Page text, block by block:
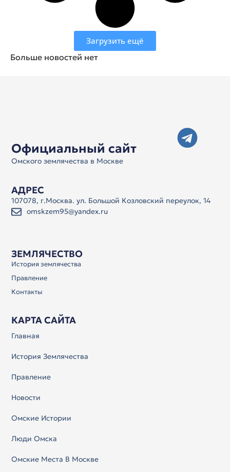
Загрузить ещё
Больше новостей нет
Официальный сайт
Омского землячества в Москве
ЗЕМЛЯЧЕСТВО
История землячества
Правление
Контакты
КАРТА САЙТА
Главная
История Землячества
Правление
Новости
Омские Истории
Люди Омска
Омские Места В Москве
АДРЕС
107078, г.Москва. ул. Большой Козловский переулок, 14
omskzem95@yandex.ru